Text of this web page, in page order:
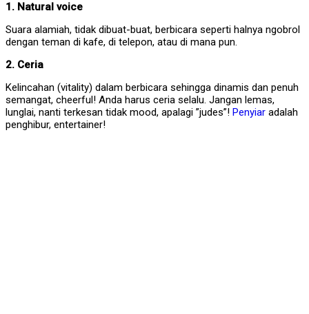
1. Natural voice
Suara alamiah, tidak dibuat-buat, berbicara seperti halnya ngobrol
dengan teman di kafe, di telepon, atau di mana pun.
2. Ceria
Kelincahan (vitality) dalam berbicara sehingga dinamis dan penuh
semangat, cheerful! Anda harus ceria selalu. Jangan lemas,
lunglai, nanti terkesan tidak mood, apalagi ”judes”! Penyiar adalah
penghibur, entertainer!